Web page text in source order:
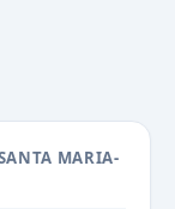
MARIA-